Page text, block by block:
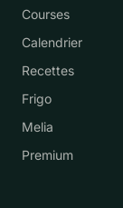
Courses
Calendrier
Recettes
Frigo
Melia
Premium